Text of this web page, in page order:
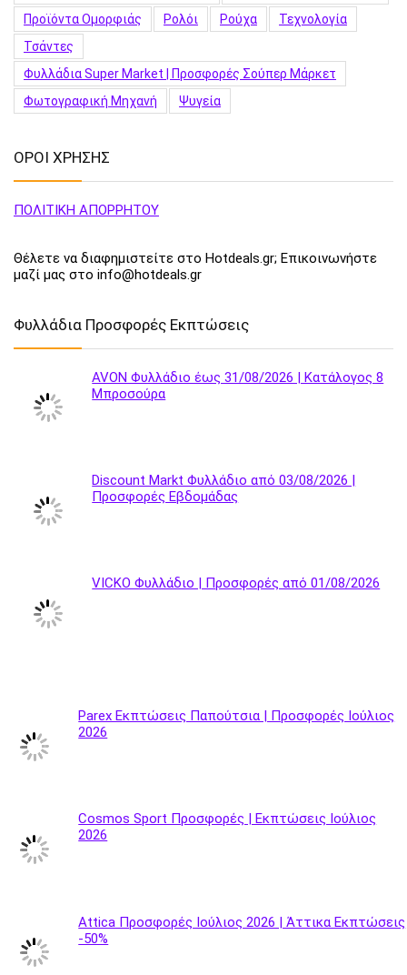
Προϊόντα Ομορφιάς
Ρολόι Ρούχα
Τεχνολογία
Τσάντες
Φυλλάδια Super Market | Προσφορές Σούπερ Μάρκετ
Φωτογραφική Μηχανή
Ψυγεία
ΟΡΟΙ ΧΡΗΣΗΣ
ΠΟΛΙΤΙΚΗ ΑΠΟΡΡΗΤΟΥ
Θέλετε να διαφημιστείτε στο Hotdeals.gr; Επικοινωνήστε
μαζί μας στο info@hotdeals.gr
Φυλλάδια Προσφορές Εκπτώσεις
AVON Φυλλάδιο έως 31/08/2026 | Κατάλογος 8
Μπροσούρα
Discount Markt Φυλλάδιο από 03/08/2026 |
Προσφορές Εβδομάδας
VICKO Φυλλάδιο | Προσφορές από 01/08/2026
Parex Εκπτώσεις Παπούτσια | Προσφορές Ιούλιος
2026
Cosmos Sport Προσφορές | Εκπτώσεις Ιούλιος
2026
Attica Προσφορές Ιούλιος 2026 | Άττικα Εκπτώσεις
-50%